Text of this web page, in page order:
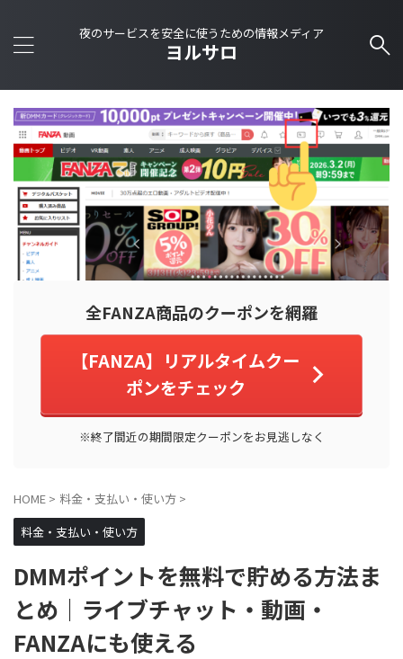
夜のサービスを安全に使うための情報メディア
ヨルサロ
全FANZA商品のクーポンを網羅
【FANZA】リアルタイムクー
ポンをチェック
※終了間近の期間限定クーポンをお見逃しなく
HOME > 料金・支払い・使い方 >
料金・支払い・使い方
DMMポイントを無料で貯める方法ま
とめ｜ライブチャット・動画・
FANZAにも使える